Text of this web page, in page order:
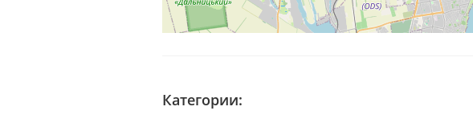
Категории: